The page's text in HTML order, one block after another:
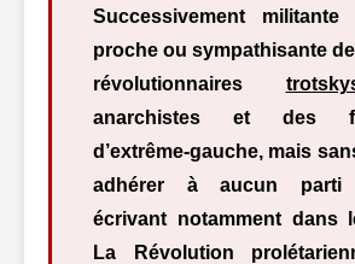
Successivement militante
proche ou sympathisante
révolutionnaires
anarchistes et des
d’extrême-gauche, mais
adhérer à aucun parti
écrivant notamment dans
La Révolution